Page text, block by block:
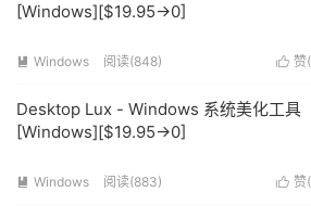
[Windows][$19.95→0]
 赞(
 Windows 阅读(848)
Desktop Lux - Windows 系统美化工具
[Windows][$19.95→0]
 赞(
 Windows 阅读(883)